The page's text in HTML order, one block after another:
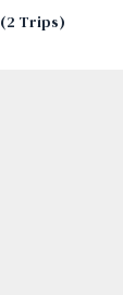
(2 Trips)